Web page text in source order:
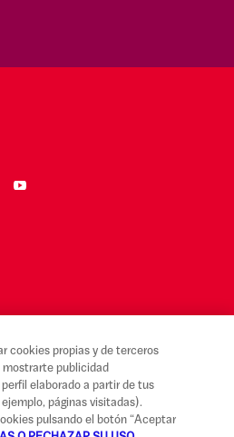
cookies propias y de terceros
mostrarte publicidad
elaborado a partir de tus
páginas visitadas).
pulsando el botón “Aceptar